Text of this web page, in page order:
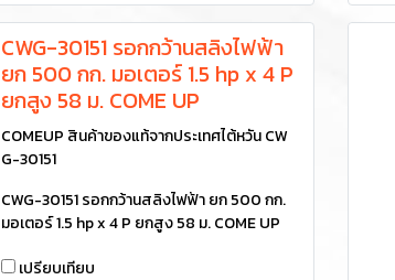
CWG-30151 รอกกว้านสลิงไฟฟ้า
ยก 500 กก. มอเตอร์ 1.5 hp x 4 P
ยกสูง 58 ม. COME UP
COMEUP สินค้าของแท้จากประเทศไต้หวัน CW
G-30151
CWG-30151 รอกกว้านสลิงไฟฟ้า ยก 500 กก.
มอเตอร์ 1.5 hp x 4 P ยกสูง 58 ม. COME UP
เปรียบเทียบ